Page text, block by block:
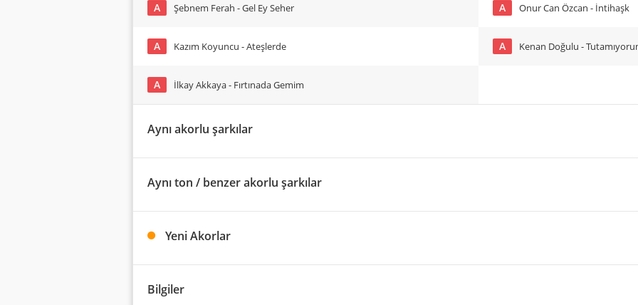
A Şebnem Ferah - Gel Ey Seher
A Kazım Koyuncu - Ateşlerde
A İlkay Akkaya - Fırtınada Gemim
A Onur Can Özcan - İntihaşk
A Kenan Doğulu -
Aynı akorlu şarkılar
Aynı ton / benzer akorlu şarkılar
Yeni Akorlar
Bilgiler